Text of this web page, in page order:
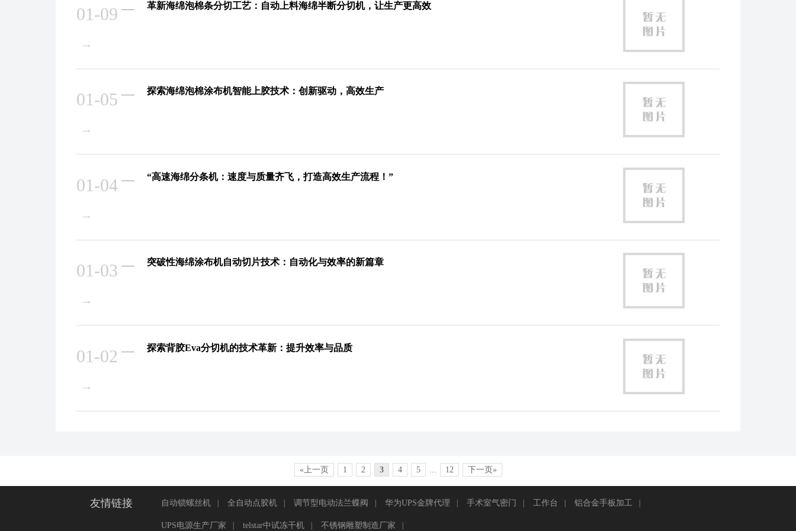
01-09
→
革新海绵泡棉条分切工艺：自动上料海绵半断分切机，让生产更高效
01-05
→
探索海绵泡棉涂布机智能上胶技术：创新驱动，高效生产
01-04
→
“高速海绵分条机：速度与质量齐飞，打造高效生产流程！”
01-03
→
突破性海绵涂布机自动切片技术：自动化与效率的新篇章
01-02
→
探索背胶Eva分切机的技术革新：提升效率与品质
«上一页 1 2 3 4 5 12 下一页»
友情链接 自动锁螺丝机 | 全自动点胶机 | 调节型电动法兰蝶阀 | 华为UPS金牌代理 | 手术室气密门 | 工作台 | 铝合金手板加工 |
UPS电源生产厂家 | telstar中试冻干机 | 不锈钢雕塑制造厂家 |